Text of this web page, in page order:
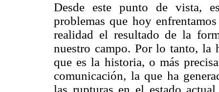
Desde este punto de vista,
problemas que hoy
realidad el resultado de la
nuestro campo. Por lo tanto, la
que es la historia, o más
comunicación, la que ha